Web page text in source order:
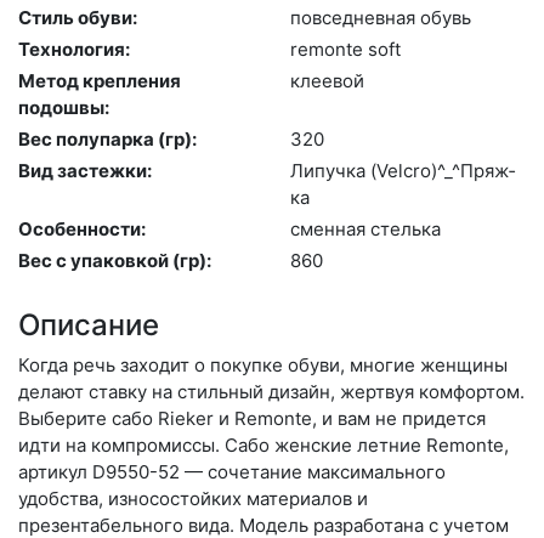
Стиль обуви:
пов­седнев­ная обувь
Технология:
re­mon­te soft
Метод крепления
подошвы:
кле­евой
Вес полупарка (гр):
320
Вид застежки:
Ли­пуч­ка (Velc­ro)^_^Пряж­
ка
Особенности:
смен­ная стель­ка
Вес с упаковкой (гр):
860
Описание
Когда речь заходит о покупке обуви, многие женщины
делают ставку на стильный дизайн, жертвуя комфортом.
Выберите са­бо Rieker и Remonte, и вам не придется
идти на компромиссы. Сабо женские летние Remonte,
артикул D9550-52 — сочетание максимального
удобства, износостойких материалов и
презентабельного вида. Модель разработана с учетом